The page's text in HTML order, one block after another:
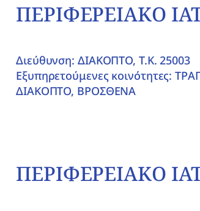
ΠΕΡΙΦΕΡΕΙΑΚΟ
Διεύθυνση: ΔΙΑΚΟΠΤΟ, T.K. 25003
Εξυπηρετούμενες κοινότητες:
ΔΙΑΚΟΠΤΟ, ΒΡΟΣΘΕΝΑ
ΠΕΡΙΦΕΡΕΙΑΚΟ